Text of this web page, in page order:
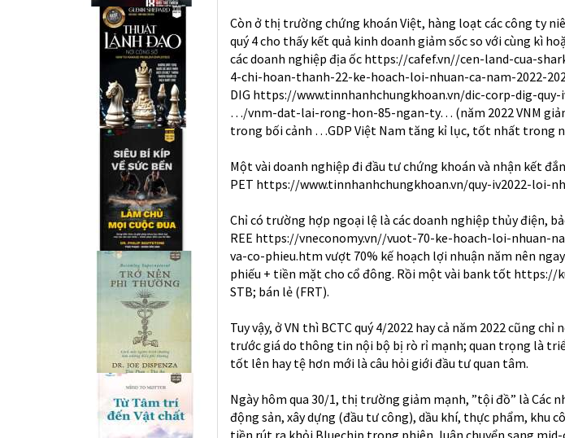
Còn ở thị trường chứng khoán Việt, hàng loạt các công ty
quý 4 cho thấy kết quả kinh doanh giảm sốc so với cùng kì
các doanh nghiệp địa ốc https://cafef.vn//cen-land-cua-
4-chi-hoan-thanh-22-ke-hoach-loi-nhuan-ca-nam-2022-
DIG https://www.tinnhanhchungkhoan.vn/dic-corp-dig-
…/vnm-dat-lai-rong-hon-85-ngan-ty… (năm 2022 VNM
trong bối cảnh …GDP Việt Nam tăng kỉ lục, tốt nhất trong
Một vài doanh nghiệp đi đầu tư chứng khoán và nhận kết
PET https://www.tinnhanhchungkhoan.vn/quy-iv2022-loi-
Chỉ có trường hợp ngoại lệ là các doanh nghiệp thủy điện,
REE https://vneconomy.vn//vuot-70-ke-hoach-loi-nhuan-
va-co-phieu.htm vượt 70% kế hoạch lợi nhuận năm nên
phiếu + tiền mặt cho cổ đông. Rồi một vài bank tốt https://
STB; bán lẻ (FRT).
Tuy vậy, ở VN thì BCTC quý 4/2022 hay cả năm 2022 cũng
trước giá do thông tin nội bộ bị rò rỉ mạnh; quan trọng là
tốt lên hay tệ hơn mới là câu hỏi giới đầu tư quan tâm.
Ngày hôm qua 30/1, thị trường giảm mạnh, ”tội đồ” là Các
động sản, xây dựng (đầu tư công), dầu khí, thực phẩm, khu
tiền rút ra khỏi Bluechip trong phiên, luân chuyển sang mid-